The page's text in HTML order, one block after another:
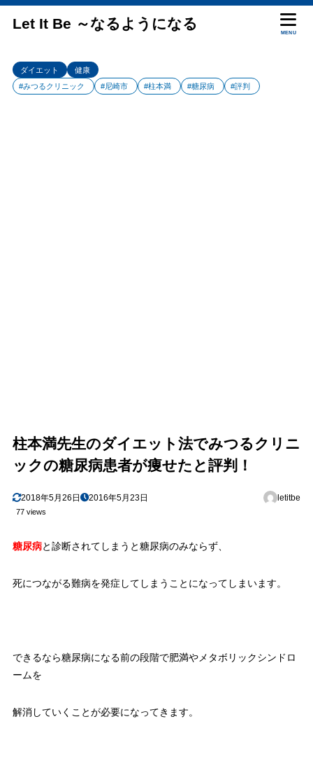
Let It Be ～なるようになる
MENU
ダイエット
健康
#みつるクリニック
#尼崎市 #柱本満 #糖尿病 #評判
柱本満先生のダイエット法でみつるクリニ
ックの糖尿病患者が痩せたと評判！
2018年5月26日 2016年5月23日 letitbe
77 views
糖尿病と診断されてしまうと糖尿病のみならず、
死につながる難病を発症してしまうことになってしまいます。
できるなら糖尿病になる前の段階で肥満やメタボリックシンドロ
ームを
解消していくことが必要になってきます。